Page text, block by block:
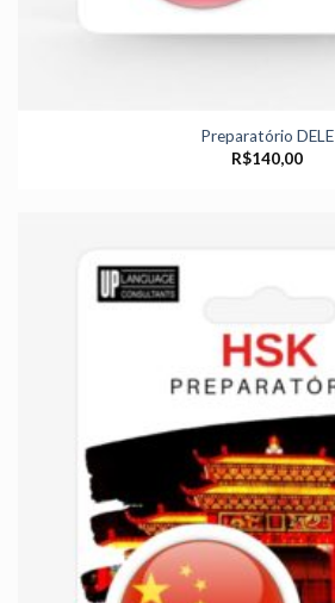
Preparatório DELE
R$140,00